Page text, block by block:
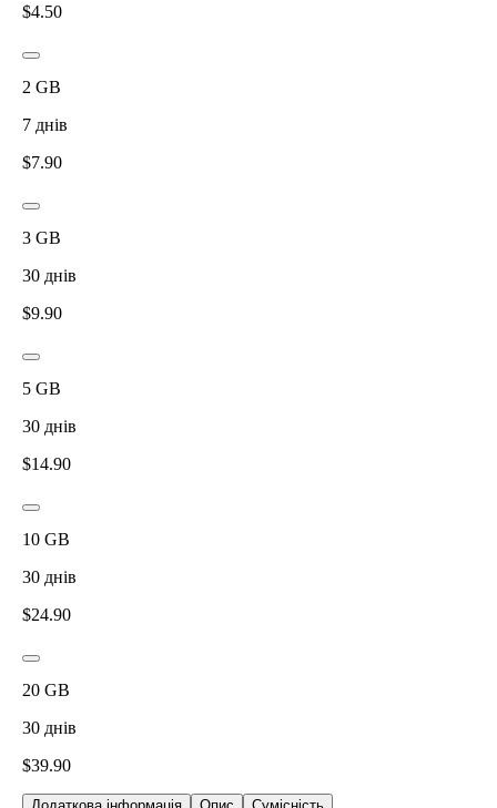
$4.50
2 GB
7 днів
$7.90
3 GB
30 днів
$9.90
5 GB
30 днів
$14.90
10 GB
30 днів
$24.90
20 GB
30 днів
$39.90